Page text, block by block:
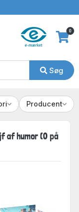
Søg
0
Producent
af humor (0 på